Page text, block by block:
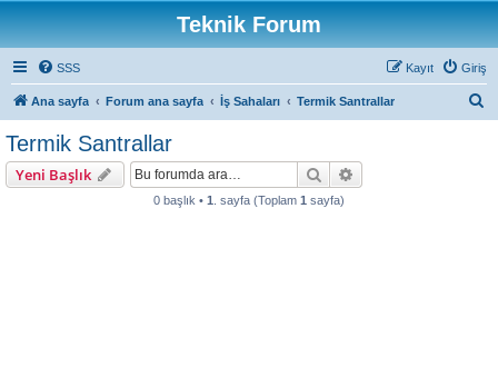
Teknik Forum
SSS Giriş
Kayıt
Ana sayfa Forum ana sayfa İş Sahaları Termik Santrallar
Termik Santrallar
Yeni Başlık Ara
0 başlık • 1 . sayfa (Toplam 1 sayfa)